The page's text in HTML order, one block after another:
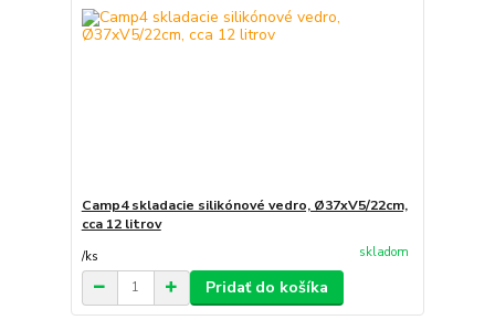
Camp4 skladacie silikónové vedro, Ø37xV5/22cm,
cca 12 litrov
/ks skladom
Pridať do košíka